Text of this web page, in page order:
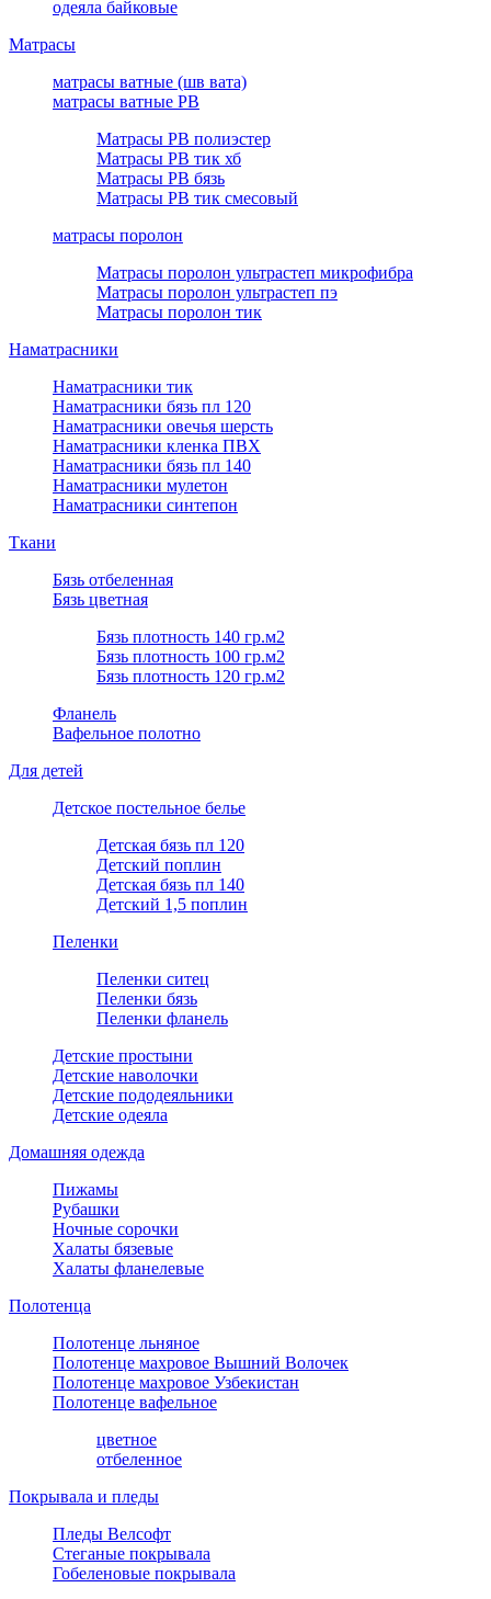
одеяла байковые
Матрасы
матрасы ватные (шв вата)
матрасы ватные РВ
Матрасы РВ полиэстер
Матрасы РВ тик хб
Матрасы РВ бязь
Матрасы РВ тик смесовый
матрасы поролон
Матрасы поролон ультрастеп микрофибра
Матрасы поролон ультрастеп пэ
Матрасы поролон тик
Наматрасники
Наматрасники тик
Наматрасники бязь пл 120
Наматрасники овечья шерсть
Наматрасники кленка ПВХ
Наматрасники бязь пл 140
Наматрасники мулетон
Наматрасники синтепон
Ткани
Бязь отбеленная
Бязь цветная
Бязь плотность 140 гр.м2
Бязь плотность 100 гр.м2
Бязь плотность 120 гр.м2
Фланель
Вафельное полотно
Для детей
Детское постельное белье
Детская бязь пл 120
Детский поплин
Детская бязь пл 140
Детский 1,5 поплин
Пеленки
Пеленки ситец
Пеленки бязь
Пеленки фланель
Детские простыни
Детские наволочки
Детские пододеяльники
Детские одеяла
Домашняя одежда
Пижамы
Рубашки
Ночные сорочки
Халаты бязевые
Халаты фланелевые
Полотенца
Полотенце льняное
Полотенце махровое Вышний Волочек
Полотенце махровое Узбекистан
Полотенце вафельное
цветное
отбеленное
Покрывала и пледы
Пледы Велсофт
Стеганые покрывала
Гобеленовые покрывала